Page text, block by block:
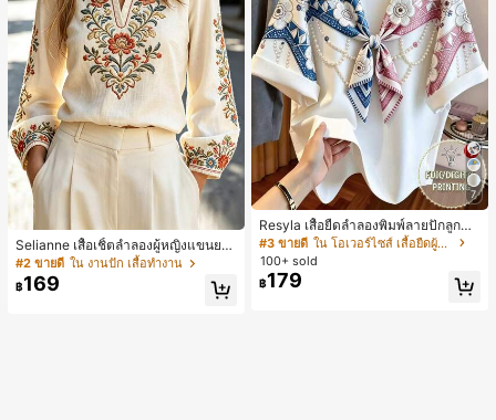
Selianne เสื้อเชิ้ตลำลองผู้หญิงแขนยา
ว คอวีเว้า ลายดอกไม้
#2 ขายดี ใน งานปัก เสื้อทำงาน
฿169
7
Resyla เสื้อยืดลำลองพิมพ์ลายปักลูกปัด
รูปโบว์ขนาดใหญ่สำหรับผู้หญิง
#3 ขายดี
ใน โอเวอร์ไซส์ เสื้อยืดผู้หญิง
100+ sold
฿179